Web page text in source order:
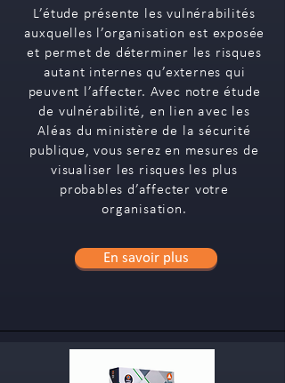
L’étude présente les vulnérabilités
auxquelles l’organisation est exposée
et permet de déterminer les risques
autant internes qu’externes qui
peuvent l’affecter. Avec notre étude
de vulnérabilité, en lien avec les
Aléas du ministère de la sécurité
publique, vous serez en mesures de
visualiser les risques les plus
probables d’affecter votre
organisation.
En savoir plus